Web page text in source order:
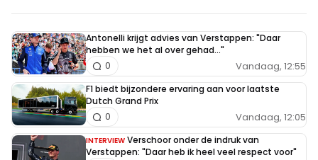
MixiMaxi
11 maart 2024 15:47
Daarnaast niet enkel de jongste coureur maar ook
behaald in de meest dominante periode ooit die een
renstal had, namelijk mercedes.
Antonelli krijgt advies van Verstappen: "Daar
hebben we het al over gehad..."
Vandaag, 12:55
0
F1 biedt bijzondere ervaring aan voor laatste
Dutch Grand Prix
Vandaag, 12:05
0
INTERVIEW Verschoor onder de indruk van
Verstappen: "Daar heb ik heel veel respect voor"